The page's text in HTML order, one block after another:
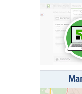
Для
логін або
Очистити